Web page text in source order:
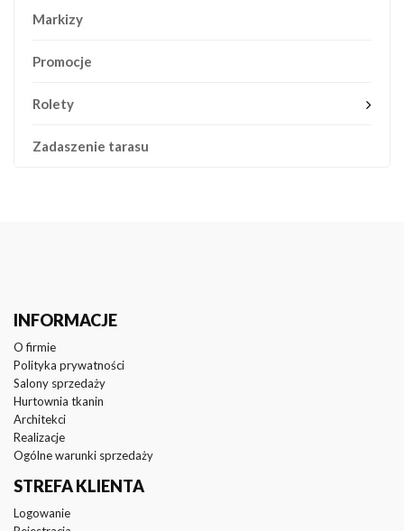
Markizy
Promocje
Rolety
Zadaszenie tarasu
INFORMACJE
O firmie
Polityka prywatności
Salony sprzedaży
Hurtownia tkanin
Architekci
Realizacje
Ogólne warunki sprzedaży
STREFA KLIENTA
Logowanie